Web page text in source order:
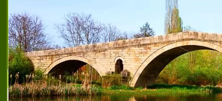
Строителство и строителни машини ЕООД